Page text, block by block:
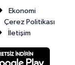
Ekonomi
Çerez Politikası
İletişim